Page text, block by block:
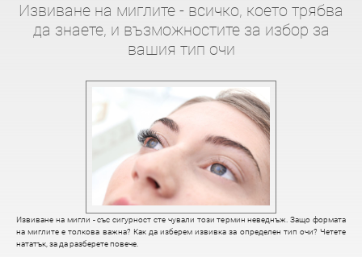
Извиване на миглите - всичко, което трябва
да знаете, и възможностите за избор за
вашия тип очи
Извиване на мигли - със сигурност сте чували този термин неведнъж. Защо формата
на миглите е толкова важна? Как да изберем извивка за определен тип очи? Четете
нататък, за да разберете повече.